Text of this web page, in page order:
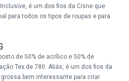
é um dos fios da Cisne que
para todos os tipos de roupas e para
de 50% de acrílico e 50% de
Tex de 780. Aliás, é um dos fios da
bem interessante para criar